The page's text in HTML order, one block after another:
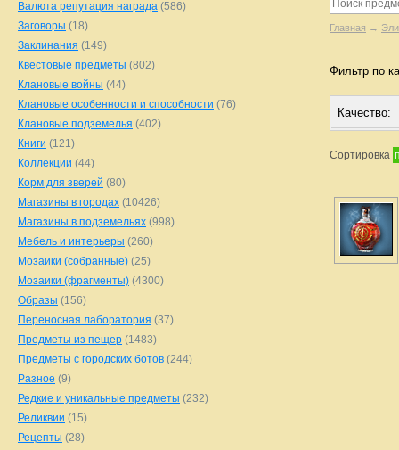
Главная →
Фильтр по
Качество:
Сортировка
Валюта репутация награда (586)
Заговоры (18)
Заклинания (149)
Квестовые предметы (802)
Клановые войны (44)
Клановые особенности и способности (76)
Клановые подземелья (402)
Книги (121)
Коллекции (44)
Корм для зверей (80)
Магазины в городах (10426)
Магазины в подземельях (998)
Мебель и интерьеры (260)
Мозаики (собранные) (25)
Мозаики (фрагменты) (4300)
Образы (156)
Переносная лаборатория (37)
Предметы из пещер (1483)
Предметы с городских ботов (244)
Разное (9)
Редкие и уникальные предметы (232)
Реликвии (15)
Рецепты (28)